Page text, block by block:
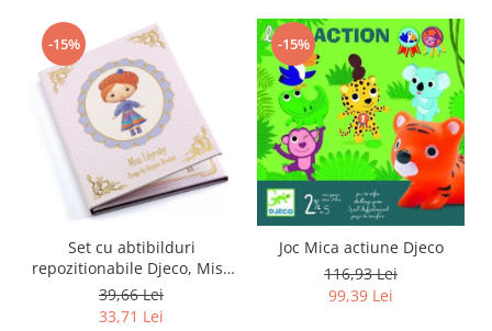
-15%
Set cu abtibilduri
repozitionabile Djeco, Miss
Lilyruby
39,66 Lei
33,71 Lei
-15%
Joc Mica actiune Djeco
116,93 Lei
99,39 Lei